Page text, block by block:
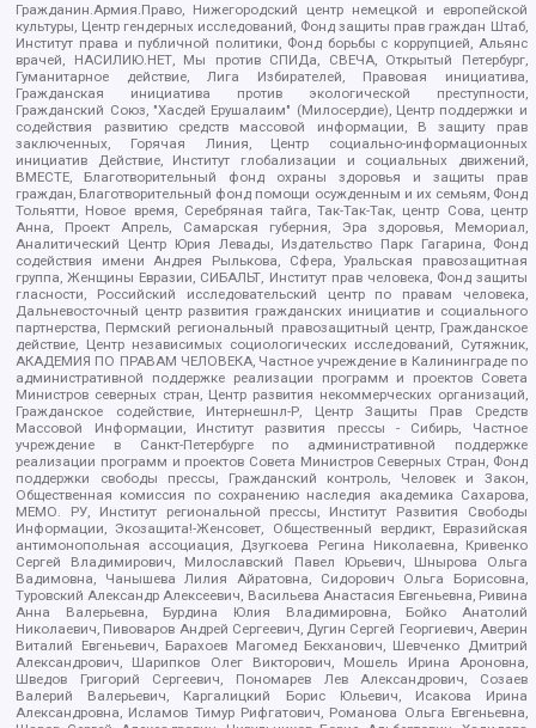
Гражданин.Армия.Право, Нижегородский центр немецкой и европейской
культуры, Центр гендерных исследований, Фонд защиты прав граждан Штаб,
Институт права и публичной политики, Фонд борьбы с коррупцией, Альянс
врачей, НАСИЛИЮ.НЕТ, Мы против СПИДа, СВЕЧА, Открытый Петербург,
Гуманитарное действие, Лига Избирателей, Правовая инициатива,
Гражданская инициатива против экологической преступности,
Гражданский Союз, "Хасдей Ерушалаим" (Милосердие), Центр поддержки и
содействия развитию средств массовой информации, В защиту прав
заключенных, Горячая Линия, Центр социально-информационных
инициатив Действие, Институт глобализации и социальных движений,
ВМЕСТЕ, Благотворительный фонд охраны здоровья и защиты прав
граждан, Благотворительный фонд помощи осужденным и их семьям, Фонд
Тольятти, Новое время, Серебряная тайга, Так-Так-Так, центр Сова, центр
Анна, Проект Апрель, Самарская губерния, Эра здоровья, Мемориал,
Аналитический Центр Юрия Левады, Издательство Парк Гагарина, Фонд
содействия имени Андрея Рылькова, Сфера, Уральская правозащитная
группа, Женщины Евразии, СИБАЛЬТ, Институт прав человека, Фонд защиты
гласности, Российский исследовательский центр по правам человека,
Дальневосточный центр развития гражданских инициатив и социального
партнерства, Пермский региональный правозащитный центр, Гражданское
действие, Центр независимых социологических исследований, Сутяжник,
АКАДЕМИЯ ПО ПРАВАМ ЧЕЛОВЕКА, Частное учреждение в Калининграде по
административной поддержке реализации программ и проектов Совета
Министров северных стран, Центр развития некоммерческих организаций,
Гражданское содействие, Интернешнл-Р, Центр Защиты Прав Средств
Массовой Информации, Институт развития прессы - Сибирь, Частное
учреждение в Санкт-Петербурге по административной поддержке
реализации программ и проектов Совета Министров Северных Стран, Фонд
поддержки свободы прессы, Гражданский контроль, Человек и Закон,
Общественная комиссия по сохранению наследия академика Сахарова,
МЕМО. РУ, Институт региональной прессы, Институт Развития Свободы
Информации, Экозащита!-Женсовет, Общественный вердикт, Евразийская
антимонопольная ассоциация, Дзугкоева Регина Николаевна, Кривенко
Сергей Владимирович, Милославский Павел Юрьевич, Шнырова Ольга
Вадимовна, Чанышева Лилия Айратовна, Сидорович Ольга Борисовна,
Туровский Александр Алексеевич, Васильева Анастасия Евгеньевна, Ривина
Анна Валерьевна, Бурдина Юлия Владимировна, Бойко Анатолий
Николаевич, Пивоваров Андрей Сергеевич, Дугин Сергей Георгиевич, Аверин
Виталий Евгеньевич, Барахоев Магомед Бекханович, Шевченко Дмитрий
Александрович, Шарипков Олег Викторович, Мошель Ирина Ароновна,
Шведов Григорий Сергеевич, Пономарев Лев Александрович, Созаев
Валерий Валерьевич, Каргалицкий Борис Юльевич, Исакова Ирина
Александровна, Исламов Тимур Рифгатович, Романова Ольга Евгеньевна,